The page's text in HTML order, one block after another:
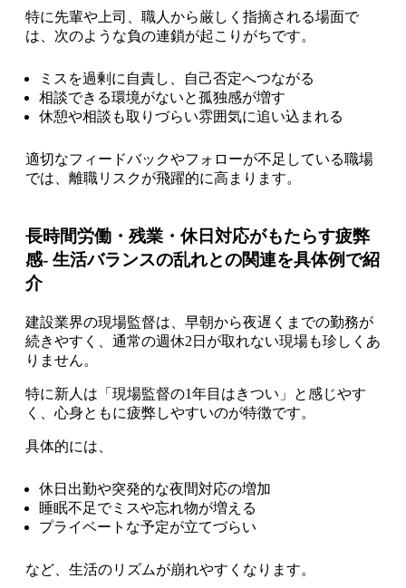
特に先輩や上司、職人から厳しく指摘される場面で
は、次のような負の連鎖が起こりがちです。
ミスを過剰に自責し、自己否定へつながる
相談できる環境がないと孤独感が増す
休憩や相談も取りづらい雰囲気に追い込まれる
適切なフィードバックやフォローが不足している職場
では、離職リスクが飛躍的に高まります。
長時間労働・残業・休日対応がもたらす疲弊
感- 生活バランスの乱れとの関連を具体例で紹
介
建設業界の現場監督は、早朝から夜遅くまでの勤務が
続きやすく、通常の週休2日が取れない現場も珍しくあ
りません。
特に新人は「現場監督の1年目はきつい」と感じやす
く、心身ともに疲弊しやすいのが特徴です。
具体的には、
休日出勤や突発的な夜間対応の増加
睡眠不足でミスや忘れ物が増える
プライベートな予定が立てづらい
など、生活のリズムが崩れやすくなります。